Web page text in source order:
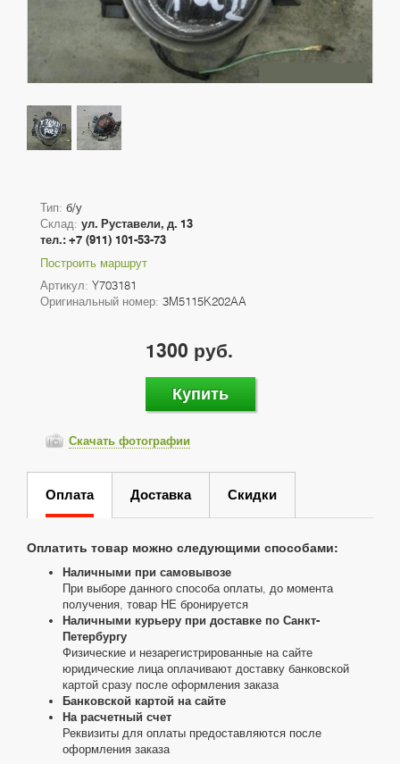
Тип: б/у
Склад: ул. Руставели, д. 13
тел.: +7 (911) 101-53-73
Построить маршрут
Артикул: Y703181
Оригинальный номер: 3M5115K202AA
1300 руб.
Купить
Скачать фотографии
Оплата Доставка Скидки
Оплатить товар можно следующими способами:
Наличными при самовывозе
При выборе данного способа оплаты, до момента
получения, товар НЕ бронируется
Наличными курьеру при доставке по Санкт-
Петербургу
Физические и незарегистрированные на сайте
юридические лица оплачивают доставку банковской
картой сразу после оформления заказа
Банковской картой на сайте
На расчетный счет
Реквизиты для оплаты предоставляются после
оформления заказа